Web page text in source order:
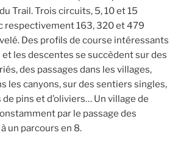
Trail. Trois circuits, 5, 10 et 15
respectivement 163, 320 et 479
Des profils de course intéressants
les descentes se succèdent sur des
des passages dans les villages,
les canyons, sur des sentiers singles,
pins et d’oliviers… Un village de
par le passage des
un parcours en 8.